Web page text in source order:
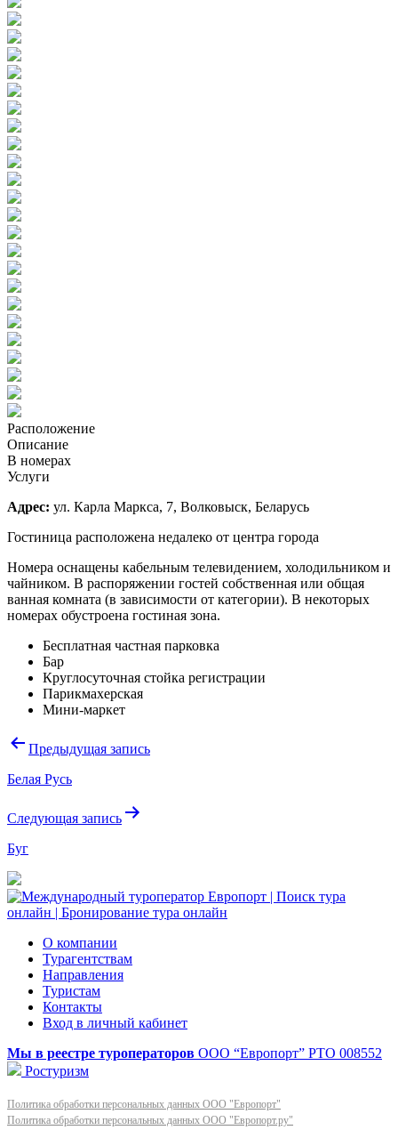
Расположение
Описание
В номерах
Услуги
Адрес: ул. Карла Маркса, 7, Волковыск, Беларусь
Гостиница расположена недалеко от центра города
Номера оснащены кабельным телевидением, холодильником и
чайником. В распоряжении гостей собственная или общая
ванная комната (в зависимости от категории). В некоторых
номерах обустроена гостиная зона.
Бесплатная частная парковка
Бар
Круглосуточная стойка регистрации
Парикмахерская
Мини-маркет
Навигация
записям
Предыдущая запись
Белая Русь
Следующая запись
Буг
О компании
Турагентствам
Направления
Туристам
Контакты
Вход в личный кабинет
Мы в реестре туроператоров ООО “Европорт” РТО 008552
Ростуризм
Политика обработки персональных данных ООО "Европорт"
Политика обработки персональных данных ООО "Европорт.ру"